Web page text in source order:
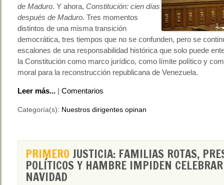
de Maduro. Y ahora, Constitución: cien días
después de Maduro. Tres momentos
distintos de una misma transición
democrática, tres tiempos que no se confunden, pero se
escalones de una responsabilidad histórica que solo puede
la Constitución como marco jurídico, como límite político y
moral para la reconstrucción republicana de Venezuela.
Leer más... | Comentarios
Categoría(s): Nuestros dirigentes opinan
PRIMERO JUSTICIA: FAMILIAS ROTAS,
POLÍTICOS Y HAMBRE IMPIDEN
NAVIDAD